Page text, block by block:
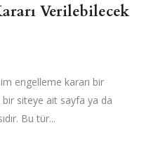
Verilebilecek
engelleme kararı bir
siteye ait sayfa ya da
Bu tür...